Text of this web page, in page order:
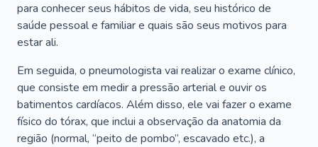
para conhecer seus hábitos de vida, seu histórico de
saúde pessoal e familiar e quais são seus motivos para
estar ali.
Em seguida, o pneumologista vai realizar o exame clínico,
que consiste em medir a pressão arterial e ouvir os
batimentos cardíacos. Além disso, ele vai fazer o exame
físico do tórax, que inclui a observação da anatomia da
região (normal, “peito de pombo”, escavado etc.), a